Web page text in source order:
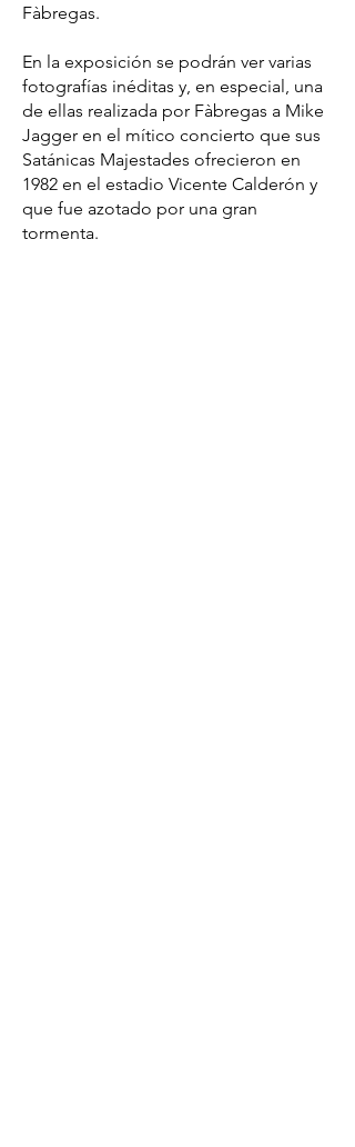
Fàbregas.
En la exposición se podrán ver varias
fotografías inéditas y, en especial, una
de ellas realizada por Fàbregas a Mike
Jagger en el mítico concierto que sus
Satánicas Majestades ofrecieron en
1982 en el estadio Vicente Calderón y
que fue azotado por una gran
tormenta.